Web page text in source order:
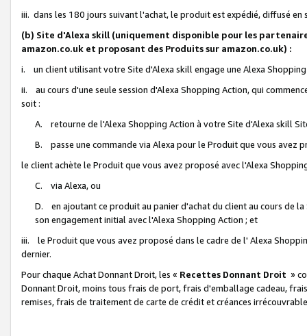
iii. dans les 180 jours suivant l'achat, le produit est expédié, diffusé
(b) Site d'Alexa skill (uniquement disponible pour les
amazon.co.uk et proposant des Produits sur amazon.co.uk) :
i. un client utilisant votre Site d'Alexa skill engage une Alexa
ii. au cours d'une seule session d'Alexa Shopping Action, qui
soit :
A. retourne de l'Alexa Shopping Action à votre Site d'Alexa skill
B. passe une commande via Alexa pour le Produit que vous avez
le client achète le Produit que vous avez proposé avec l'Alexa
C. via Alexa, ou
D. en ajoutant ce produit au panier d'achat du client au cours de
son engagement initial avec l'Alexa Shopping Action ; et
iii. le Produit que vous avez proposé dans le cadre de l' Alexa
dernier.
Pour chaque Achat Donnant Droit, les « Recettes Donnant Droit »
Donnant Droit, moins tous frais de port, frais d'emballage cadeau,
remises, frais de traitement de carte de crédit et créances